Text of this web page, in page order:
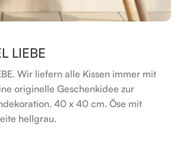
LIEBE
Wir liefern alle Kissen immer mit
originelle Geschenkidee zur
40 x 40 cm. Öse mit
hellgrau.